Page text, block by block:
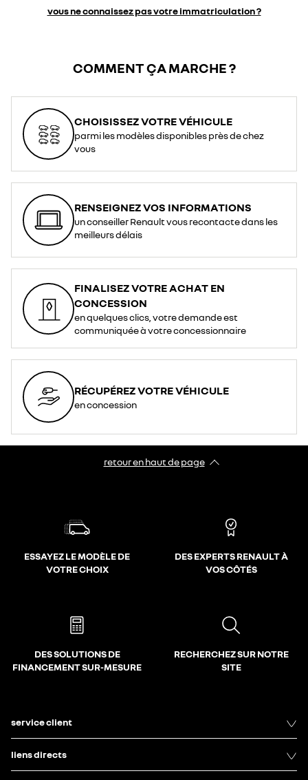
vous ne connaissez pas votre immatriculation ?
COMMENT ÇA MARCHE ?
CHOISISSEZ VOTRE VÉHICULE
parmi les modèles disponibles près de chez
vous
RENSEIGNEZ VOS INFORMATIONS
un conseiller Renault vous recontacte dans les
meilleurs délais
FINALISEZ VOTRE ACHAT EN
CONCESSION
en quelques clics, votre demande est
communiquée à votre concessionnaire
RÉCUPÉREZ VOTRE VÉHICULE
en concession
retour en haut de page​
ESSAYEZ LE MODÈLE DE
VOTRE CHOIX
DES EXPERTS RENAULT À
VOS CÔTÉS
DES SOLUTIONS DE
FINANCEMENT SUR-MESURE
RECHERCHEZ SUR NOTRE
SITE
service client
liens directs